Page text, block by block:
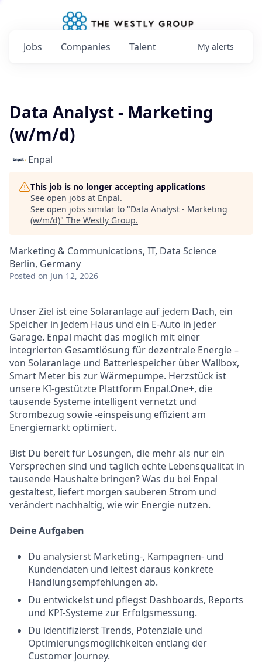
Jobs Companies Talent My alerts
Data Analyst - Marketing
(w/m/d)
Enpal
This job is no longer accepting applications
See open jobs at Enpal.
See open jobs similar to "Data Analyst - Marketing
(w/m/d)" The Westly Group.
Marketing & Communications, IT, Data Science
Berlin, Germany
Posted on Jun 12, 2026
Unser Ziel ist eine Solaranlage auf jedem Dach, ein
Speicher in jedem Haus und ein E-Auto in jeder
Garage. Enpal macht das möglich mit einer
integrierten Gesamtlösung für dezentrale Energie –
von Solaranlage und Batteriespeicher über Wallbox,
Smart Meter bis zur Wärmepumpe. Herzstück ist
unsere KI-gestützte Plattform Enpal.One+, die
tausende Systeme intelligent vernetzt und
Strombezug sowie -einspeisung effizient am
Energiemarkt optimiert.
Bist Du bereit für Lösungen, die mehr als nur ein
Versprechen sind und täglich echte Lebensqualität in
tausende Haushalte bringen? Was du bei Enpal
gestaltest, liefert morgen sauberen Strom und
verändert nachhaltig, wie wir Energie nutzen.
Deine Aufgaben
Du analysierst Marketing-, Kampagnen- und
Kundendaten und leitest daraus konkrete
Handlungsempfehlungen ab.
Du entwickelst und pflegst Dashboards, Reports
und KPI-Systeme zur Erfolgsmessung.
Du identifizierst Trends, Potenziale und
Optimierungsmöglichkeiten entlang der
Customer Journey.